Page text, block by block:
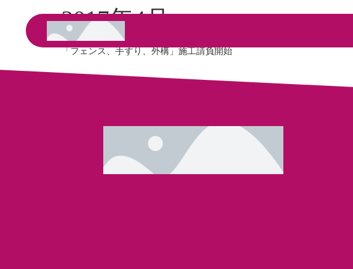
2017年4月
「フェンス、手すり、外構」施工請負開始